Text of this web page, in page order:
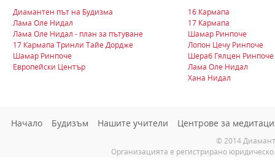
Диамантен път на Будизма
Лама Оле Нидал
Лама Оле Нидал - план за пътуване
17 Кармапа Тринли Тайе Дордже
Шамар Ринпоче
Европейски Център
16 Кармапа
17 Кармапа
Шамар Ринпоче
Лопон Цечу Ринпоче
Шераб Гялцен Ринпоче
Лама Оле Нидал
Хана Нидал
Начало Будизъм Нашите учители Центрове за
© 2014
Организацията е регистрирано